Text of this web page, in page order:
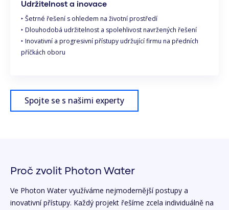
Udržitelnost a inovace
‣ Šetrné řešení s ohledem na životní prostředí
‣ Dlouhodobá udržitelnost a spolehlivost navržených řešení
‣ Inovativní a progresivní přístupy udržující firmu na předních
příčkách oboru
Spojte se s našimi experty
Proč zvolit Photon Water
Ve Photon Water využíváme nejmodernější postupy a
inovativní přístupy. Každý projekt řešíme zcela individuálně na